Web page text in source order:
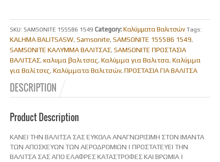
(70-78 CM)
ΚΑΛΥΜΜΑ
ΒΑΛΙΤΣΑΣ
ΓΙΑ
ΑΝΑΓΝΩΡΙΣΙΜOTHTA-
ΠΡΟΣΤΑΣΙΑ
QUANTITY
SKU: SAMSONITE 155586 1549 Category: Καλύμματα Βαλιτσών Tags:
KALHMA BALITSASW, Samsonite, SAMSONITE 155586 1549,
SAMSONITE ΚΑΛΥΜΜΑ ΒΑΛΙΤΣΑΣ, SAMSONITE ΠΡΟΣΤΑΣΙΑ
ΒΑΛΙΤΣΑΣ, καλυμα βαλιτσας, Καλύμμα για Βαλιτσα, Καλύμμα
για Βαλίτσες, Καλύμματα Βαλιτσών, ΠΡΟΣΤΑΣΙΑ ΓΙΑ ΒΑΛΙΤΣΑ
DESCRIPTION
Product Description
ΚΑΝΕΙ ΤΗΝ ΒΑΛΙΤΣΑ ΣΑΣ ΕΥΚΟΛΑ ΑΝΑΓΝΩΡΙΣΙΜΗ ΣΤΟΝ ΙΜΑΝΤΑ
ΤΩΝ ΑΠΟΣΚΕΥΩΝ ΤΩΝ ΑΕΡΟΔΡΟΜΙΩΝ | ΠΡΟΣΤΑΤΕΥΕΙ ΤΗΝ
ΒΑΛΙΤΣΑ ΣΑΣ ΑΠΟ ΕΛΑΦΡΕΣ ΚΑΤΑΣΤΡΟΦΕΣ ΚΑΙ ΒΡΩΜΙΑ |